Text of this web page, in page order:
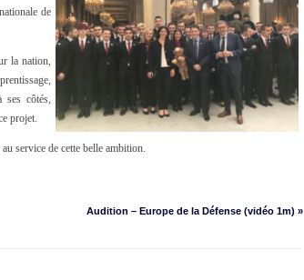
de
la nation,
ses côtés,
projet.
service de cette belle ambition.
Audition – Europe de la Défense (vidéo 1m) »